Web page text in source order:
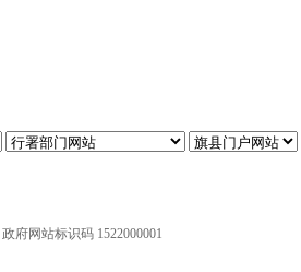
政府网站标识码 1522000001